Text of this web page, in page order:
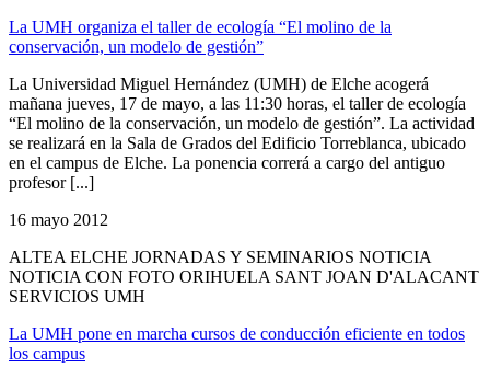
La UMH organiza el taller de ecología “El molino de la
conservación, un modelo de gestión”
La Universidad Miguel Hernández (UMH) de Elche acogerá
mañana jueves, 17 de mayo, a las 11:30 horas, el taller de ecología
“El molino de la conservación, un modelo de gestión”. La actividad
se realizará en la Sala de Grados del Edificio Torreblanca, ubicado
en el campus de Elche. La ponencia correrá a cargo del antiguo
profesor [...]
16 mayo 2012
ALTEA ELCHE JORNADAS Y SEMINARIOS NOTICIA
NOTICIA CON FOTO ORIHUELA SANT JOAN D'ALACANT
SERVICIOS UMH
La UMH pone en marcha cursos de conducción eficiente en todos
los campus